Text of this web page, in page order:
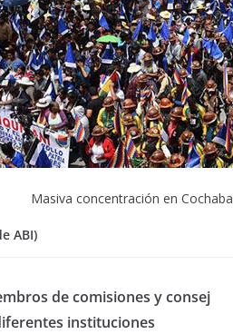
Masiva concentración en
ABI)
de comisiones y consej
instituciones